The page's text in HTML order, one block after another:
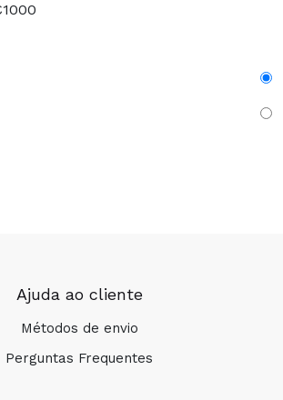
Ajuda ao cliente
Métodos de envio
Perguntas Frequentes